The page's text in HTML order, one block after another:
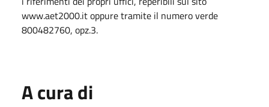
www.aet2000.it oppure tramite il numero verde
800482760, opz.3.
A cura di